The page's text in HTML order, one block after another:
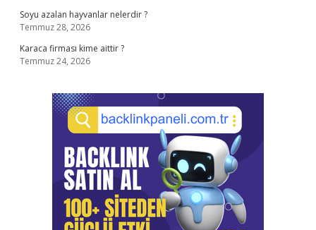
Soyu azalan hayvanlar nelerdir ?
Temmuz 28, 2026
Karaca firması kime aittir ?
Temmuz 24, 2026